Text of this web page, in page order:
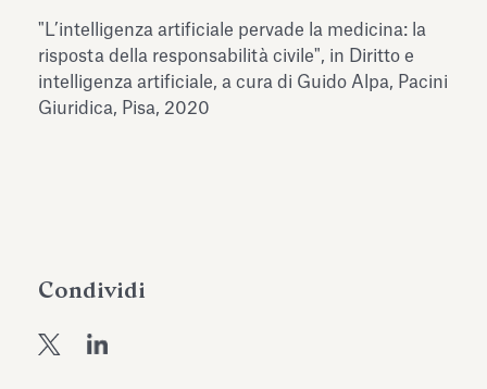
Torlonia
"L’intelligenza artificiale pervade la medicina: la
risposta della responsabilità civile", in Diritto e
intelligenza artificiale, a cura di Guido Alpa, Pacini
Giuridica, Pisa, 2020
Condividi